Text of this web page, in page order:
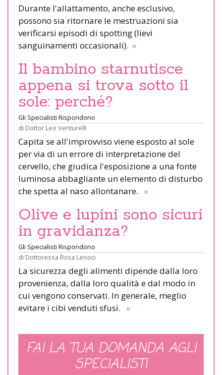
Durante l'allattamento, anche esclusivo,
possono sia ritornare le mestruazioni sia
verificarsi episodi di spotting (lievi
sanguinamenti occasionali). »
Il bambino starnutisce
appena si trova sotto il
sole: perché?
Gli Specialisti Rispondono
di Dottor Leo Venturelli
Capita se all'improvviso viene esposto al sole
per via di un errore di interpretazione del
cervello, che giudica l'esposizione a una fonte
luminosa abbagliante un elemento di disturbo
che spetta al naso allontanare. »
Olive e lupini sono sicuri
in gravidanza?
Gli Specialisti Rispondono
di Dottoressa Rosa Lenoci
La sicurezza degli alimenti dipende dalla loro
provenienza, dalla loro qualità e dal modo in
cui vengono conservati. In generale, meglio
evitare i cibi venduti sfusi. »
FAI LA TUA DOMANDA AGLI
SPECIALISTI